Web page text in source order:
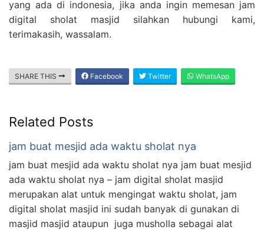
yang ada di indonesia, jika anda ingin memesan jam
digital sholat masjid silahkan hubungi kami,
terimakasih, wassalam.
SHARE THIS Facebook Twitter WhatsApp
Related Posts
jam buat mesjid ada waktu sholat nya
jam buat mesjid ada waktu sholat nya jam buat mesjid
ada waktu sholat nya – jam digital sholat masjid
merupakan alat untuk mengingat waktu sholat, jam
digital sholat masjid ini sudah banyak di gunakan di
masjid masjid ataupun juga musholla sebagai alat